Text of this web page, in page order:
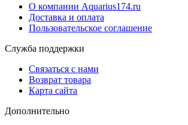
О компании Aquarius174.ru
Доставка и оплата
Пользовательское соглашение
Служба поддержки
Связаться с нами
Возврат товара
Карта сайта
Дополнительно